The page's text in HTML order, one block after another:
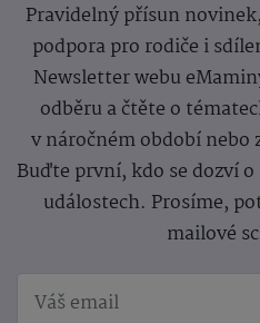
Pravidelný přísun
podpora pro rodiče i
Newsletter webu
odběru a čtěte o
v náročném období
Buďte první, kdo se dozví
událostech. Prosíme,
mailové